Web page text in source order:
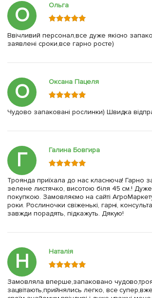
О Ольга
Ввічливий персонал,все дуже якісно
заявлені сроки,все гарно росте)
О Оксана Пацеля
Чудово запаковані рослинки) Швидка
Г Галина Бовгира
Троянда приїхала до нас класнюча! Гарно
зелене листячко, висотою біля 45 см.!
покупкою. Замовляємо на сайті
роки. Рослиночки свіженькі, гарні,
завжди порадять, підкажуть. Дякую!
Н Наталія
Замовляла вперше,запаковано
зацвітають,прийнялись легко, все